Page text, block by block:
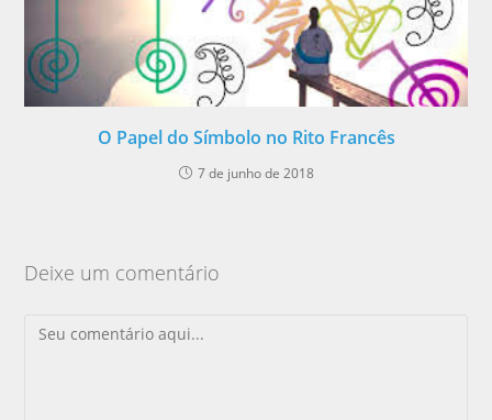
O Papel do Símbolo no Rito Francês
7 de junho de 2018
Deixe um comentário